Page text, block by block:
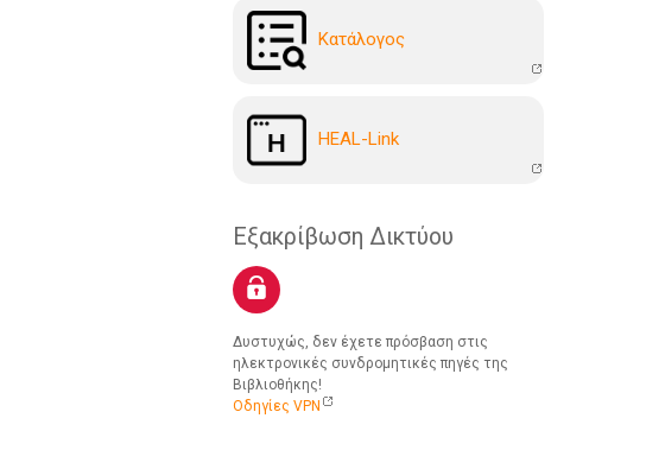
Kατάλογoς
HEAL-Link
Εξακρίβωση Δικτύου
Δυστυχώς, δεν έχετε πρόσβαση στις
ηλεκτρονικές συνδρομητικές πηγές της
Βιβλιοθήκης!
Οδηγίες VPN